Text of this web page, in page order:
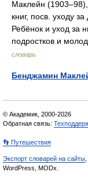
Маклейн
книг, посв. уходу
Ребёнок и уход за
подростков и
словарь
Бенджамин
© Академик, 2000-2026
Обратная связь:
👣 Путешествия
Экспорт словарей на сайты
WordPress, MODx.